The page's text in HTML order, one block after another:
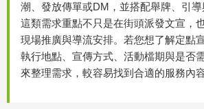
潮、發放傳單或DM，並搭配舉牌、引導
這類需求重點不只是在街頭派發文宣，
現場推廣與導流安排。若您想了解定點
執行地點、宣傳方式、活動檔期與是否
來整理需求，較容易找到合適的服務內容